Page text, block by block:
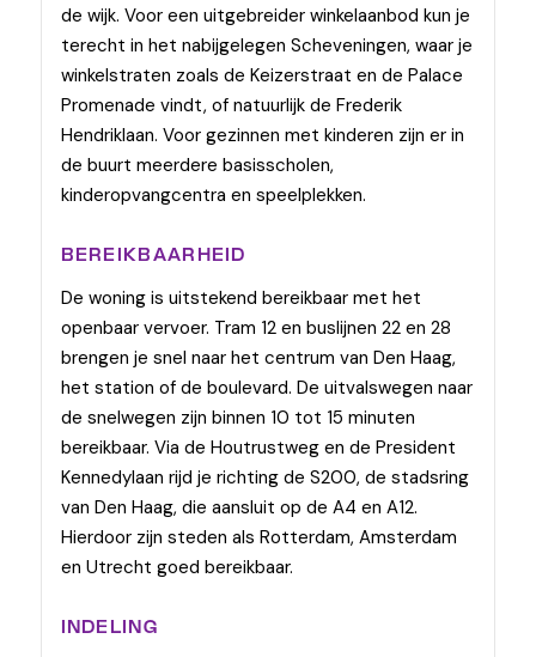
de wijk. Voor een uitgebreider winkelaanbod kun je
terecht in het nabijgelegen Scheveningen, waar je
winkelstraten zoals de Keizerstraat en de Palace
Promenade vindt, of natuurlijk de Frederik
Hendriklaan. Voor gezinnen met kinderen zijn er in
de buurt meerdere basisscholen,
kinderopvangcentra en speelplekken.
BEREIKBAARHEID
De woning is uitstekend bereikbaar met het
openbaar vervoer. Tram 12 en buslijnen 22 en 28
brengen je snel naar het centrum van Den Haag,
het station of de boulevard. De uitvalswegen naar
de snelwegen zijn binnen 10 tot 15 minuten
bereikbaar. Via de Houtrustweg en de President
Kennedylaan rijd je richting de S200, de stadsring
van Den Haag, die aansluit op de A4 en A12.
Hierdoor zijn steden als Rotterdam, Amsterdam
en Utrecht goed bereikbaar.
INDELING